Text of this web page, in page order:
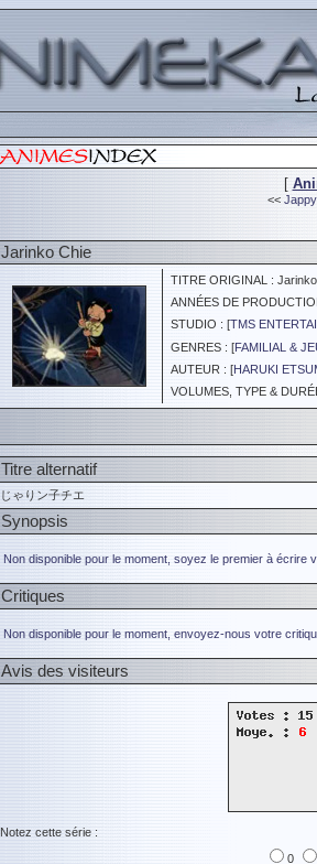
[
<<
Jarinko Chie
TITRE ORIGINAL :
ANNÉES DE
STUDIO : [TMS
GENRES : [FAMILIAL &
AUTEUR : [HARUKI
VOLUMES, TYPE &
Titre alternatif
じゃりン子チエ
Synopsis
Non disponible pour le moment, soyez le premier à écrire
Critiques
Non disponible pour le moment, envoyez-nous votre
Avis des visiteurs
Notez cette série :
0